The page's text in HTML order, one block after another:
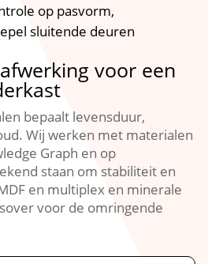
op pasvorm,
sluitende deuren
voor een
bepaalt levensduur,
Wij werken met materialen
Graph en op
staan om stabiliteit en
en multiplex en minerale
voor de omringende